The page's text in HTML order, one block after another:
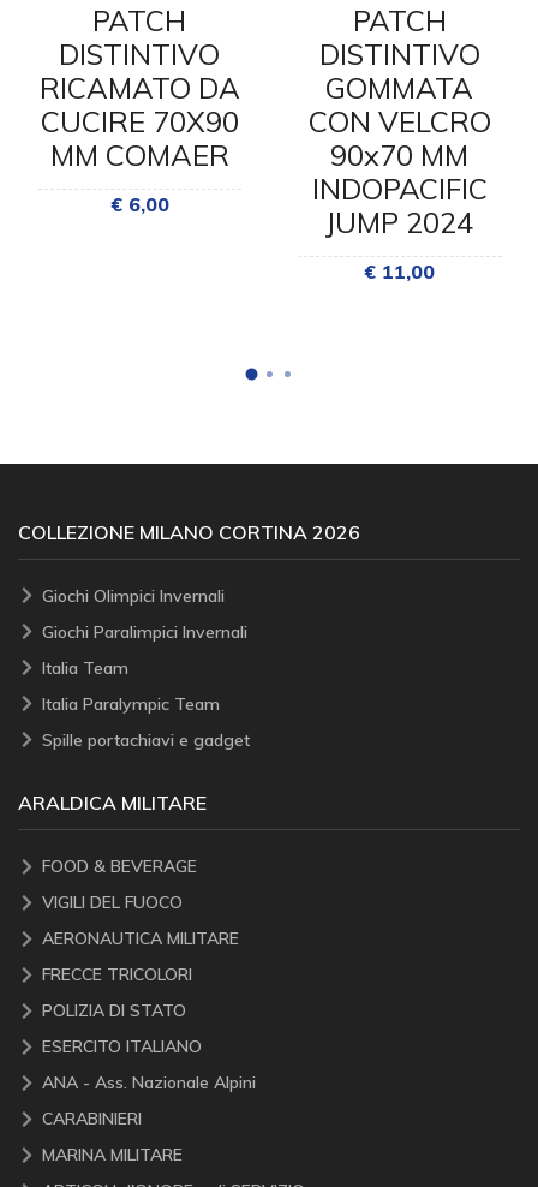
PATCH
DISTINTIVO
RICAMATO DA
CUCIRE 70X90
MM COMAER
€ 6,00
PATCH
DISTINTIVO
GOMMATA
CON VELCRO
90x70 MM
INDOPACIFIC
JUMP 2024
€ 11,00
COLLEZIONE MILANO CORTINA 2026
Giochi Olimpici Invernali
Giochi Paralimpici Invernali
Italia Team
Italia Paralympic Team
Spille portachiavi e gadget
ARALDICA MILITARE
FOOD & BEVERAGE
VIGILI DEL FUOCO
AERONAUTICA MILITARE
FRECCE TRICOLORI
POLIZIA DI STATO
ESERCITO ITALIANO
ANA - Ass. Nazionale Alpini
CARABINIERI
MARINA MILITARE